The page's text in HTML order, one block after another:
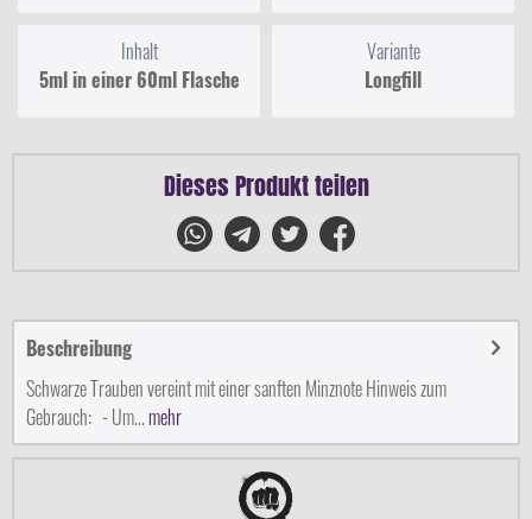
Inhalt
5ml in einer 60ml Flasche
Variante
Longfill
Dieses Produkt teilen
Beschreibung
Schwarze Trauben vereint mit einer sanften Minznote Hinweis zum
Gebrauch: - Um...mehr